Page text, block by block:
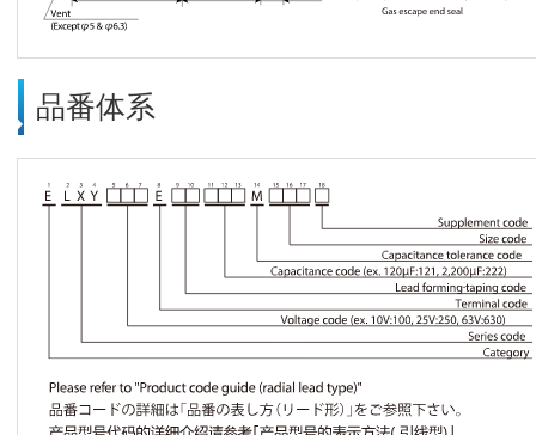
品番体系